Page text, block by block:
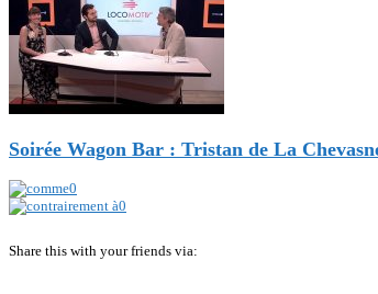
Soirée Wagon Bar : Tristan de La
0
0
Share this with your friends via: